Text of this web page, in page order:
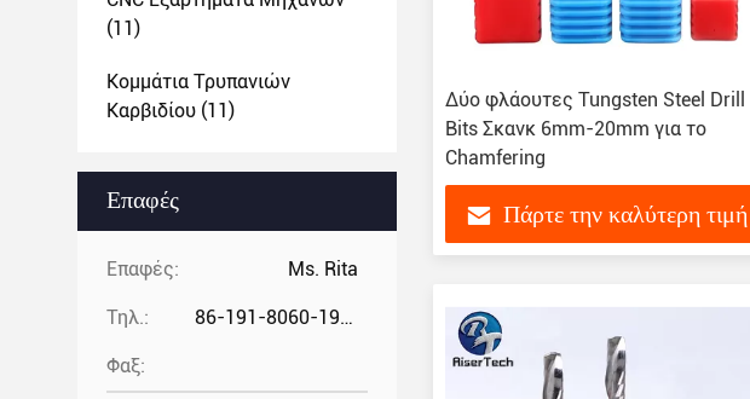
(11)
Κομμάτια Τρυπανιών
Καρβιδίου (11)
Επαφές
Επαφές: Ms. Rita
Τηλ.: 86-191-8060-1981
Φαξ:
Δύο φλάουτες Tungsten Steel Drill
Bits Σκανκ 6mm-20mm για το
Chamfering
Πάρτε την καλύτερη τιμή